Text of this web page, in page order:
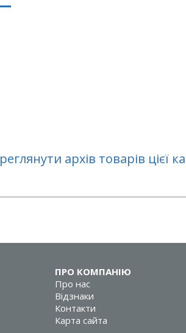
архів товарів цієї
ПРО КОМПАНІЮ
Про нас
Відзнаки
Контакти
Карта сайта